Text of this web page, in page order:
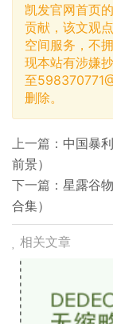
凯发官网首页
贡献，该文观
空间服务，不
现本站有涉嫌
至
删除。
上一篇： 中国暴
前景）
下一篇： 星露谷
合集）
相关文章